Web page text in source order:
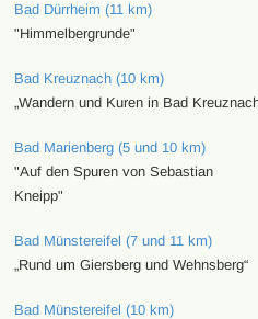
Bad Dürrheim (11 km)
"Himmelbergrunde"
Bad Kreuznach (10 km)
„Wandern und Kuren in Bad
Bad Marienberg (5 und 10 km)
"Auf den Spuren von Sebastian
Kneipp"
Bad Münstereifel (7 und 11 km)
„Rund um Giersberg und Wehnsberg“
Bad Münstereifel (10 km)